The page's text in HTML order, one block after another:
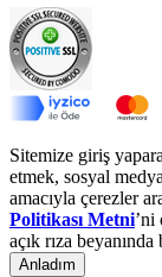
Sitemize giriş
etmek, sosyal
amacıyla çerezler
Politikası Metni’ni
açık rıza
Anladım